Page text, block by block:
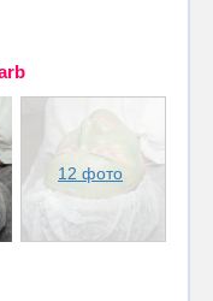
12 фото